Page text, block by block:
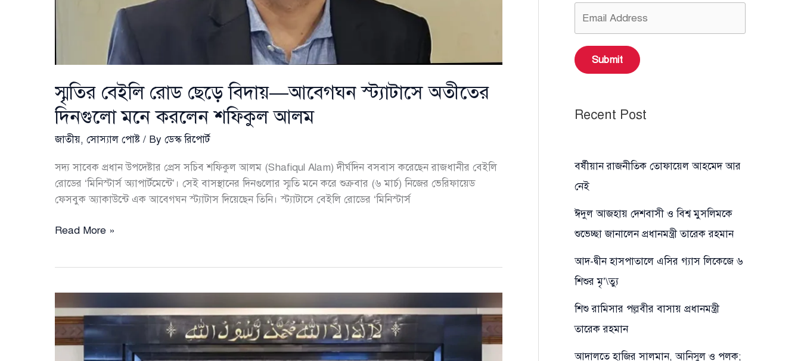
স্মৃতির বেইলি রোড ছেড়ে বিদায়—আবেগঘন স্ট্যাটাসে অতীতের
দিনগুলো মনে করলেন শফিকুল আলম
জাতীয়, সোস্যাল পোষ্ট / By ডেস্ক রিপোর্ট
সদ্য সাবেক প্রধান উপদেষ্টার প্রেস সচিব শফিকুল আলম (Shafiqul Alam) দীর্ঘদিন বসবাস করেছেন রাজধানীর বেইলি
রোডের ‘মিনিস্টার্স অ্যাপার্টমেন্টে’। সেই বাসস্থানের দিনগুলোর স্মৃতি মনে করে শুক্রবার (৬ মার্চ) নিজের ভেরিফায়েড
ফেসবুক অ্যাকাউন্টে এক আবেগঘন স্ট্যাটাস দিয়েছেন তিনি। স্ট্যাটাসে বেইলি রোডের ‘মিনিস্টার্স
স্মৃতির
বিদায়
—
আবেগঘন
স্ট্যাটাসে
অতীতের
Read More »
Submit
Recent Post
বর্ষীয়ান রাজনীতিক তোফায়েল আহমেদ আর
নেই
ঈদুল আজহায় দেশবাসী ও বিশ্ব মুসলিমকে
শুভেচ্ছা জানালেন প্রধানমন্ত্রী তারেক রহমান
আদ-দ্বীন হাসপাতালে এসির গ্যাস লিকেজে ৬
শিশুর মৃ’\ত্যু
শিশু রামিসার পল্লবীর বাসায় প্রধানমন্ত্রী
তারেক রহমান
আদালতে হাজির সালমান, আনিসুল ও পলক;